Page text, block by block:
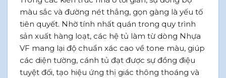
màu sắc và đường nét thẳng, gọn gàng là yếu tố
tiên quyết. Nhờ tính nhất quán trong quy trình
sản xuất hàng loạt, các hệ tủ làm từ dòng Nhựa
VF mang lại độ chuẩn xác cao về tone màu, giúp
các diện tường, cánh tủ đạt được sự đồng điệu
tuyệt đối, tạo hiệu ứng thị giác thông thoáng và